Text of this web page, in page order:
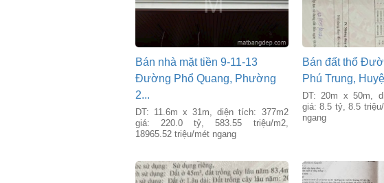
Bán nhà mặt tiền 9-11-13
Đường Phổ Quang, Phường
2...
DT: 11.6m x 31m, diện tích: 377m2
giá: 220.0 tỷ, 583.55 triệu/m2,
18965.52 triệu/mét ngang
Bán đất thổ
Phú Trung,
DT: 20m x 50m,
giá: 8.5 tỷ, 8.5
ngang